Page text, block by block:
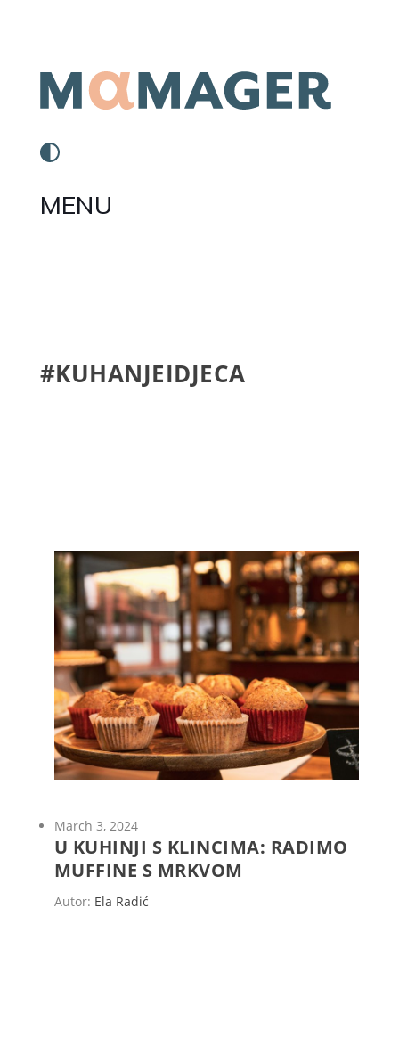
MENU
#KUHANJEIDJECA
March 3, 2024
U KUHINJI S KLINCIMA: RADIMO
MUFFINE S MRKVOM
Autor: Ela Radić